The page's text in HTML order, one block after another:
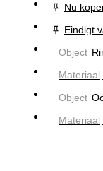
Nu
Eindigt
Object
Materiaal
Object
Materiaal